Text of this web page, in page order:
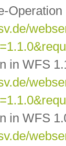
in WFS
in WFS